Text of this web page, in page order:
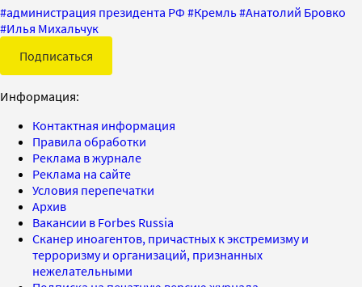
#администрация президента РФ #Кремль#Анатолий Бровко
#Илья Михальчук
Подписаться
Информация:
Контактная информация
Правила обработки
Реклама в журнале
Реклама на сайте
Условия перепечатки
Архив
Вакансии в Forbes Russia
Сканер иноагентов, причастных к экстремизму и
терроризму и организаций, признанных
нежелательными